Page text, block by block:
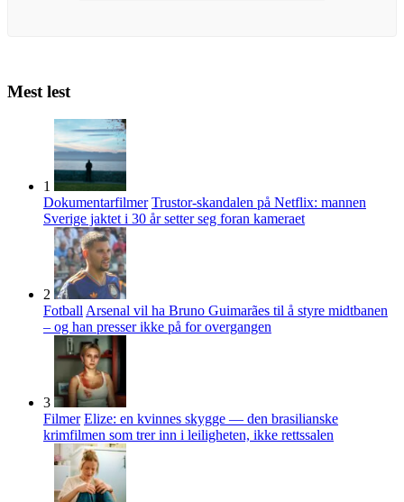
Mest lest
1
Dokumentarfilmer Trustor-skandalen på Netflix: mannen
Sverige jaktet i 30 år setter seg foran kameraet
2
Fotball Arsenal vil ha Bruno Guimarães til å styre midtbanen
– og han presser ikke på for overgangen
3
Filmer Elize: en kvinnes skygge — den brasilianske
krimfilmen som trer inn i leiligheten, ikke rettssalen